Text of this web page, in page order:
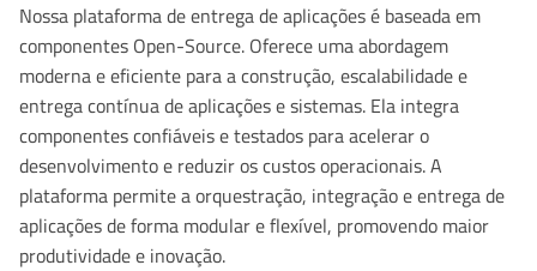
Nossa plataforma de entrega de aplicações é baseada em
componentes Open-Source. Oferece uma abordagem
moderna e eficiente para a construção, escalabilidade e
entrega contínua de aplicações e sistemas. Ela integra
componentes confiáveis e testados para acelerar o
desenvolvimento e reduzir os custos operacionais. A
plataforma permite a orquestração, integração e entrega de
aplicações de forma modular e flexível, promovendo maior
produtividade e inovação.